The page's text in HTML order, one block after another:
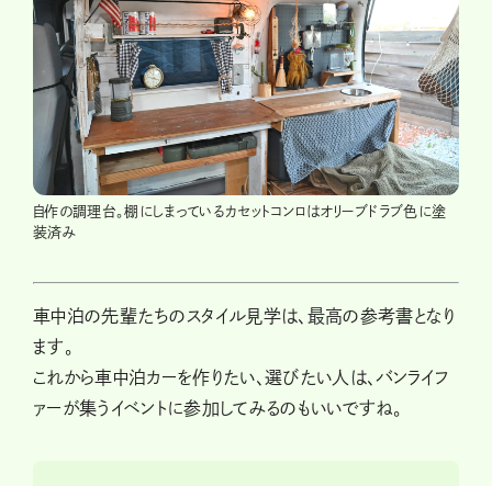
自作の調理台。棚にしまっているカセットコンロはオリーブドラブ色に塗
装済み
車中泊の先輩たちのスタイル見学は、最高の参考書となり
ます。
これから車中泊カーを作りたい、選びたい人は、バンライフ
ァーが集うイベントに参加してみるのもいいですね。